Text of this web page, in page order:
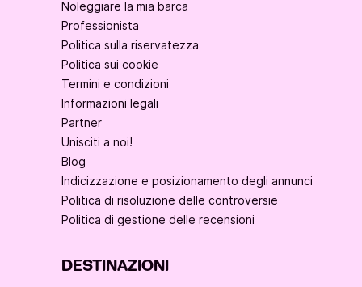
Noleggiare la mia barca
Professionista
Politica sulla riservatezza
Politica sui cookie
Termini e condizioni
Informazioni legali
Partner
Unisciti a noi!
Blog
Indicizzazione e posizionamento degli annunci
Politica di risoluzione delle controversie
Politica di gestione delle recensioni
DESTINAZIONI